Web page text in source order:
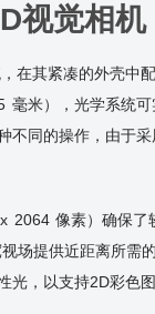
视觉相机
在其紧凑的外壳中
毫米），光学系统
不同的操作，由于
2064 像素）确保了
场提供近距离所需
，以支持2D彩色图